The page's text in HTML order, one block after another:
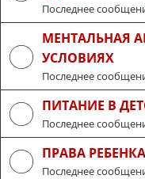
Последнее
МЕНТАЛЬНАЯ
УСЛОВИЯХ
Последнее
ПИТАНИЕ В
Последнее
ПРАВА РЕБЕНКА
Последнее